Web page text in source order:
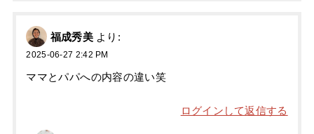
福成秀美 より:
2025-06-27 2:42 PM
ママとパパへの内容の違い笑
ログインして返信する